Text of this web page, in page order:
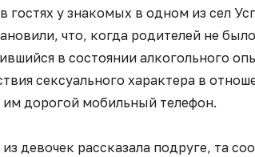
гостях у знакомых в одном из сел
что, когда родителей не
в состоянии алкогольного
сексуального характера в
дорогой мобильный телефон.
девочек рассказала подруге, та